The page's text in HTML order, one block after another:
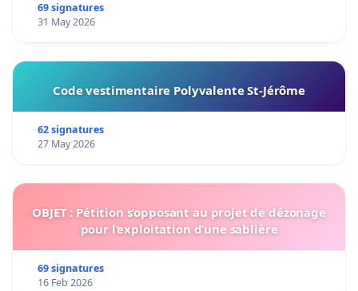
69 signatures
31 May 2026
Code vestimentaire Polyvalente St-Jérôme
62 signatures
27 May 2026
OBJET : Pétition s’opposant au projet de dézonage
pour l’exploitation d’une sablière
69 signatures
16 Feb 2026